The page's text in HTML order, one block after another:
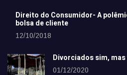
Direito do Consumidor- A
bolsa de cliente
12/10/2018
Divorciados sim,
01/12/2020